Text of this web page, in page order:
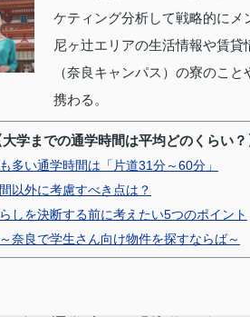
ケティング分析して戦略的にメ
尼ヶ辻エリアの生活情報や賃
（奈良キャンパス）の寮のこ
携わる。
大学までの通学時間は平均どのくらい
多い通学時間は「片道31分～60分」
以外に考慮すべき点は？
しを決断する前に考えたい5つのポイント
奈良で学生さん向け物件を探すならば～